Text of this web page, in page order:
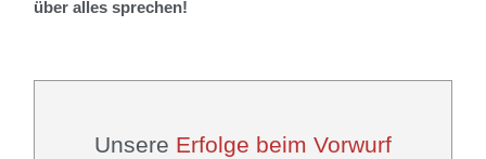
über alles sprechen!
Unsere Erfolge beim Vorwurf